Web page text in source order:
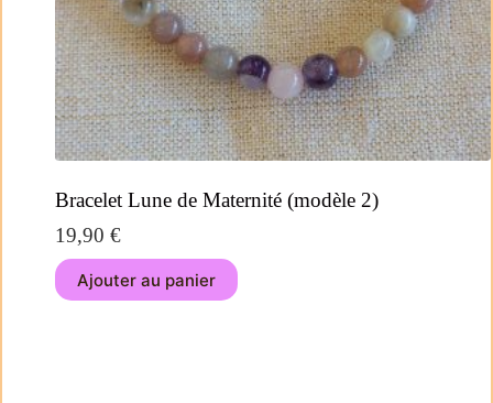
Bracelet Lune de Maternité (modèle 2)
19,90 €
Ajouter au panier